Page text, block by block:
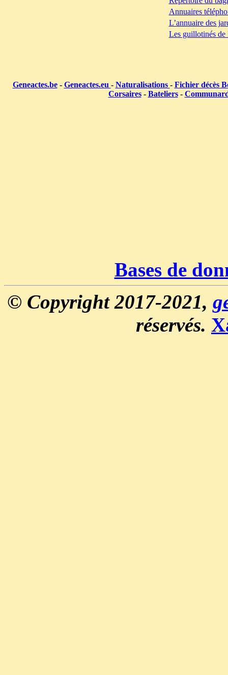
Annuaires
L’annuaire des
Les guillotinés de
Geneactes.be- Geneactes.eu - Naturalisations - Fichier décès
Corsaires- Bateliers-
Bases de
© Copyright 2017-2021,
réservés.